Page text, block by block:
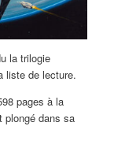
la trilogie
liste de lecture.
pages à la
plongé dans sa